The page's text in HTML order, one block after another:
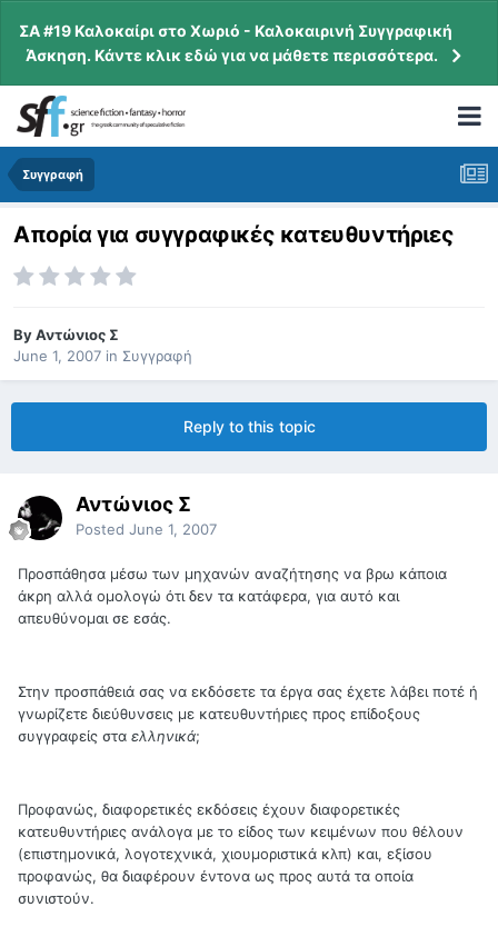
ΣΑ #19 Καλοκαίρι στο Χωριό - Καλοκαιρινή Συγγραφική
Άσκηση. Κάντε κλικ εδώ για να μάθετε περισσότερα.
Συγγραφή
Απορία για συγγραφικές κατευθυντήριες
ByΑντώνιος Σ
June 1, 2007 in Συγγραφή
Reply to this topic
Αντώνιος Σ
Posted June 1, 2007
Προσπάθησα μέσω των μηχανών αναζήτησης να βρω κάποια
άκρη αλλά ομολογώ ότι δεν τα κατάφερα, για αυτό και
απευθύνομαι σε εσάς.
Στην προσπάθειά σας να εκδόσετε τα έργα σας έχετε λάβει ποτέ ή
γνωρίζετε διεύθυνσεις με κατευθυντήριες προς επίδοξους
συγγραφείς στα ελληνικά;
Προφανώς, διαφορετικές εκδόσεις έχουν διαφορετικές
κατευθυντήριες ανάλογα με το είδος των κειμένων που θέλουν
(επιστημονικά, λογοτεχνικά, χιουμοριστικά κλπ) και, εξίσου
προφανώς, θα διαφέρουν έντονα ως προς αυτά τα οποία
συνιστούν.